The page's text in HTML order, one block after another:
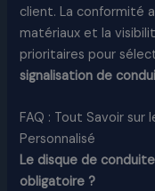
client. La conformité
matériaux et la
prioritaires pour
signalisation de
FAQ : Tout Savoir sur
Personnalisé
Le disque de
obligatoire ?